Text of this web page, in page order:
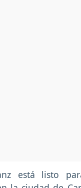
está listo